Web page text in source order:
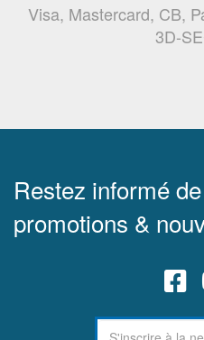
Visa, Mastercard, CB,
3D-
Restez informé
promotions &